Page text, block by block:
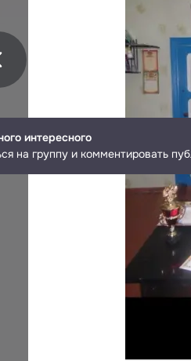
интересного
на группу и комментировать